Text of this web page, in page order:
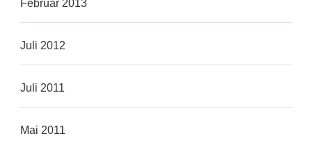
Februar 2013
Juli 2012
Juli 2011
Mai 2011